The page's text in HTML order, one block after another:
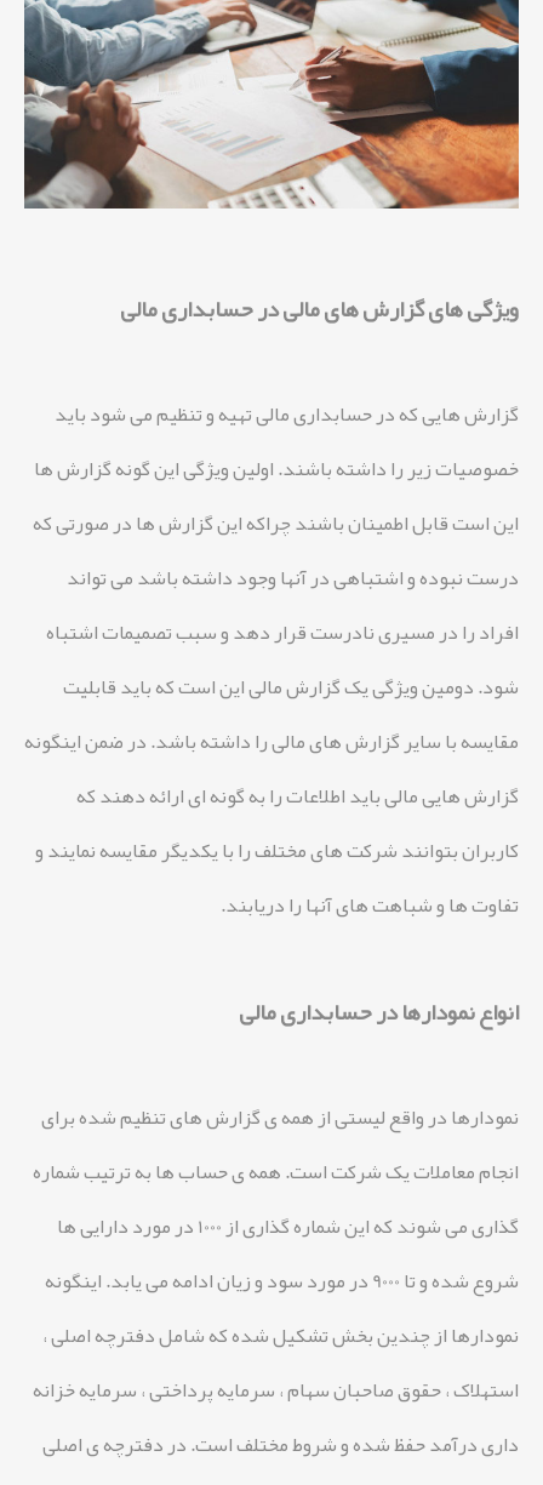
ویژگی های گزارش های مالی در حسابداری مالی
گزارش هایی که در حسابداری مالی تهیه و تنظیم می شود باید
خصوصیات زیر را داشته باشند. اولین ویژگی این گونه گزارش ها
این است قابل اطمینان باشند چراکه این گزارش ها در صورتی که
درست نبوده و اشتباهی در آنها وجود داشته باشد می تواند
افراد را در مسیری نادرست قرار دهد و سبب تصمیمات اشتباه
شود. دومین ویژگی یک گزارش مالی این است که باید قابلیت
مقایسه با سایر گزارش های مالی را داشته باشد. در ضمن اینگونه
گزارش هایی مالی باید اطلاعات را به گونه ای ارائه دهند که
کاربران بتوانند شرکت های مختلف را با یکدیگر مقایسه نمایند و
تفاوت ها و شباهت های آنها را دریابند.
انواع نمودارها در حسابداری مالی
نمودارها در واقع لیستی از همه ی گزارش های تنظیم شده برای
انجام معاملات یک شرکت است. همه ی حساب ها به ترتیب شماره
گذاری می شوند که این شماره گذاری از 1000 در مورد دارایی ها
شروع شده و تا 9000 در مورد سود و زیان ادامه می یابد. اینگونه
نمودارها از چندین بخش تشکیل شده که شامل دفترچه اصلی ،
استهلاک ، حقوق صاحبان سهام ، سرمایه پرداختی ، سرمایه خزانه
داری درآمد حفظ شده و شروط مختلف است. در دفترچه ی اصلی